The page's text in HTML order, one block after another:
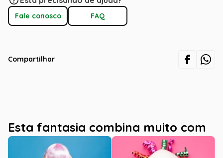
Fale conosco FAQ
Compartilhar
Esta fantasia combina muito com